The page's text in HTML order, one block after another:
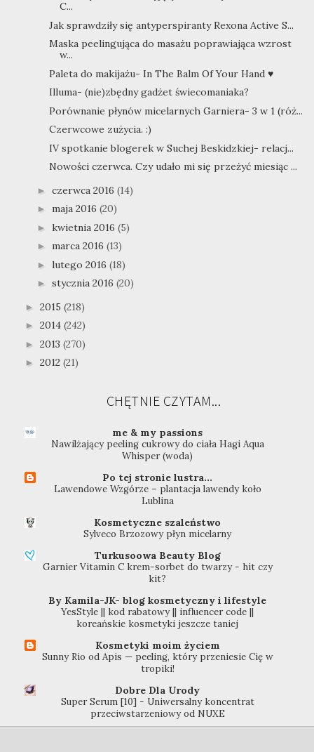
C...
Jak sprawdziły się antyperspiranty Rexona Active S...
Maska peelingująca do masażu poprawiająca wzrost
w...
Paleta do makijażu- In The Balm Of Your Hand ♥
Illuma- (nie)zbędny gadżet świecomaniaka?
Porównanie płynów micelarnych Garniera- 3 w 1 (róż...
Czerwcowe zużycia. :)
IV spotkanie blogerek w Suchej Beskidzkiej- relacj...
Nowości czerwca. Czy udało mi się przeżyć miesiąc ...
► czerwca 2016 (14)
► maja 2016 (20)
► kwietnia 2016 (5)
► marca 2016 (13)
► lutego 2016 (18)
► stycznia 2016 (20)
► 2015 (218)
► 2014 (242)
► 2013 (270)
► 2012 (21)
CHĘTNIE CZYTAM...
me & my passions
Nawilżający peeling cukrowy do ciała Hagi Aqua
Whisper (woda)
Po tej stronie lustra...
Lawendowe Wzgórze – plantacja lawendy koło
Lublina
Kosmetyczne szaleństwo
Sylveco Brzozowy płyn micelarny
Turkusoowa Beauty Blog
Garnier Vitamin C krem-sorbet do twarzy - hit czy
kit?
By Kamila-JK- blog kosmetyczny i lifestyle
YesStyle || kod rabatowy || influencer code ||
koreańskie kosmetyki jeszcze taniej
Kosmetyki moim życiem
Sunny Rio od Apis — peeling, który przeniesie Cię w
tropiki!
Dobre Dla Urody
Super Serum [10] - Uniwersalny koncentrat
przeciwstarzeniowy od NUXE